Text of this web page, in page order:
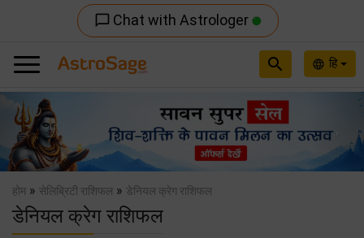
chat_bubble_outline Chat with Astrologer
language हि
search
Previous
होम » सेलिब्रिटी राशिफल » डेनियल क्रेग राशिफल
डेनियल क्रेग राशिफल